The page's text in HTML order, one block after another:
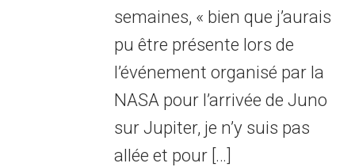
semaines, « bien que j’aurais
pu être présente lors de
l’événement organisé par la
NASA pour l’arrivée de Juno
sur Jupiter, je n’y suis pas
allée et pour […]